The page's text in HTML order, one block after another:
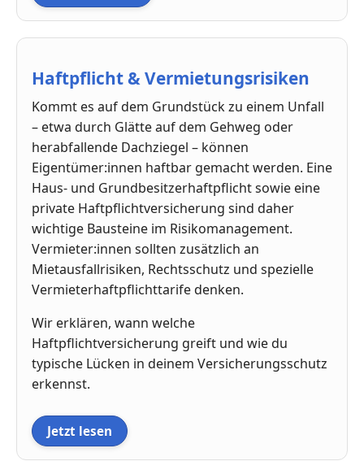
Haftpflicht & Vermietungsrisiken
Kommt es auf dem Grundstück zu einem Unfall
– etwa durch Glätte auf dem Gehweg oder
herabfallende Dachziegel – können
Eigentümer:innen haftbar gemacht werden. Eine
Haus- und Grundbesitzerhaftpflicht sowie eine
private Haftpflichtversicherung sind daher
wichtige Bausteine im Risikomanagement.
Vermieter:innen sollten zusätzlich an
Mietausfallrisiken, Rechtsschutz und spezielle
Vermieterhaftpflichttarife denken.
Wir erklären, wann welche
Haftpflichtversicherung greift und wie du
typische Lücken in deinem Versicherungsschutz
erkennst.
Jetzt lesen